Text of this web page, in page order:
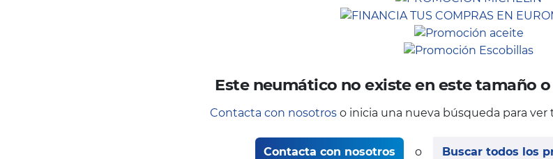
Este neumático no existe en este tamaño
Contacta con nosotroso inicia una nueva búsqueda para
Contacta con nosotros o Buscar todos los